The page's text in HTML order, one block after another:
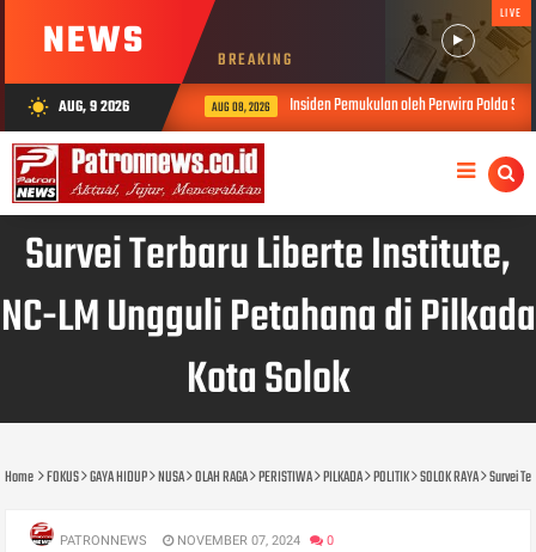
NEWS BREAKING
LIVE
wb_sunny AUG, 9 2026 AUG 08, 2026 Insiden Pemukulan oleh Perwira Polda Sumbar,
Survei Terbaru Liberte Institute,
NC-LM Ungguli Petahana di Pilkada
Kota Solok
Home FOKUS GAYA HIDUP NUSA OLAH RAGA PERISTIWA PILKADA POLITIK SOLOK RAYA Survei
PATRONNEWS NOVEMBER 07, 2024 0